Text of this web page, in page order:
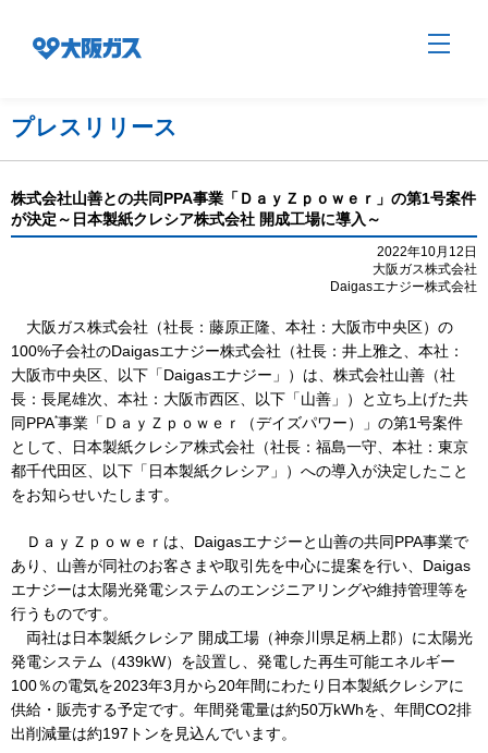
社会貢献
技術開発
サステナビリティ
IR情報
採用情報
プレスリリース
プレスリリース
株式会社山善との共同PPA事業「ＤａｙＺｐｏｗｅｒ」の第1号案件
が決定～日本製紙クレシア株式会社 開成工場に導入～
2022年10月12日
大阪ガス株式会社
Daigasエナジー株式会社
大阪ガス株式会社（社長：藤原正隆、本社：大阪市中央区）の
100%子会社のDaigasエナジー株式会社（社長：井上雅之、本社：
大阪市中央区、以下「Daigasエナジー」）は、株式会社山善（社
長：長尾雄次、本社：大阪市西区、以下「山善」）と立ち上げた共
同PPA*事業「ＤａｙＺｐｏｗｅｒ（デイズパワー）」の第1号案件
として、日本製紙クレシア株式会社（社長：福島一守、本社：東京
都千代田区、以下「日本製紙クレシア」）への導入が決定したこと
をお知らせいたします。
ＤａｙＺｐｏｗｅｒは、Daigasエナジーと山善の共同PPA事業で
あり、山善が同社のお客さまや取引先を中心に提案を行い、Daigas
エナジーは太陽光発電システムのエンジニアリングや維持管理等を
行うものです。
両社は日本製紙クレシア 開成工場（神奈川県足柄上郡）に太陽光
発電システム（439kW）を設置し、発電した再生可能エネルギー
100％の電気を2023年3月から20年間にわたり日本製紙クレシアに
供給・販売する予定です。年間発電量は約50万kWhを、年間CO2排
出削減量は約197トンを見込んでいます。